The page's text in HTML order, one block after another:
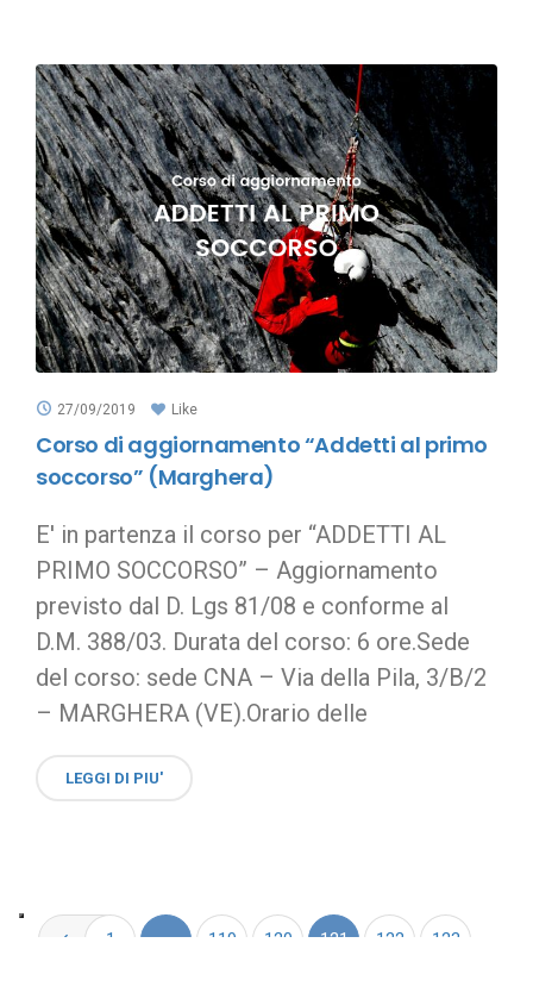
27/09/2019 Like
Corso di aggiornamento “Addetti al primo
soccorso” (Marghera)
E' in partenza il corso per “ADDETTI AL
PRIMO SOCCORSO” – Aggiornamento
previsto dal D. Lgs 81/08 e conforme al
D.M. 388/03. Durata del corso: 6 ore.Sede
del corso: sede CNA – Via della Pila, 3/B/2
– MARGHERA (VE).Orario delle
LEGGI DI PIU'
1 … 119 120 121 122 123